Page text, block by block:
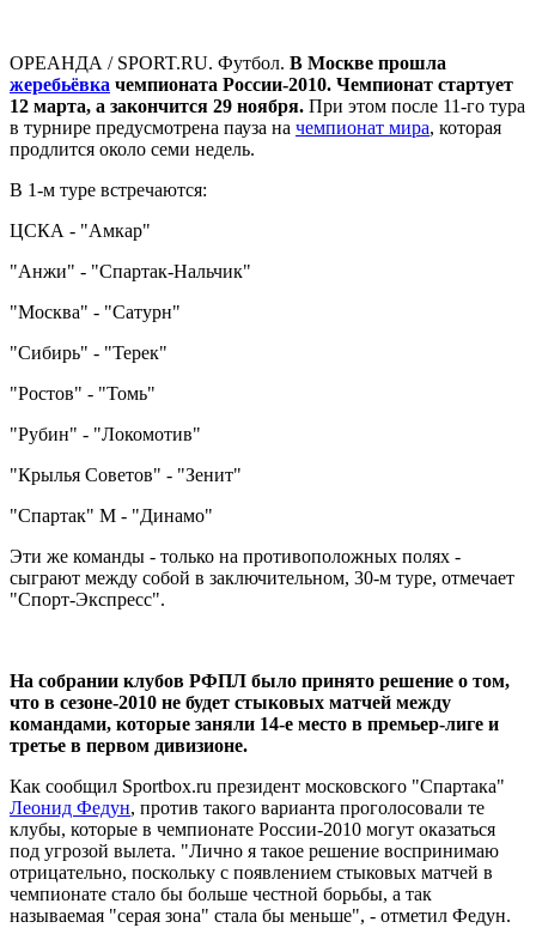
ОРЕАНДА / SPORT.RU. Футбол. В Москве прошла
жеребьёвка чемпионата России-2010. Чемпионат стартует
12 марта, а закончится 29 ноября. При этом после 11-го тура
в турнире предусмотрена пауза на чемпионат мира, которая
продлится около семи недель.
В 1-м туре встречаются:
ЦСКА - "Амкар"
"Анжи" - "Спартак-Нальчик"
"Москва" - "Сатурн"
"Сибирь" - "Терек"
"Ростов" - "Томь"
"Рубин" - "Локомотив"
"Крылья Советов" - "Зенит"
"Спартак" М - "Динамо"
Эти же команды - только на противоположных полях -
сыграют между собой в заключительном, 30-м туре, отмечает
"Спорт-Экспресс".
На собрании клубов РФПЛ было принято решение о том,
что в сезоне-2010 не будет стыковых матчей между
командами, которые заняли 14-е место в премьер-лиге и
третье в первом дивизионе.
Как сообщил Sportbox.ru президент московского "Спартака"
Леонид Федун, против такого варианта проголосовали те
клубы, которые в чемпионате России-2010 могут оказаться
под угрозой вылета. "Лично я такое решение воспринимаю
отрицательно, поскольку с появлением стыковых матчей в
чемпионате стало бы больше честной борьбы, а так
называемая "серая зона" стала бы меньше", - отметил Федун.